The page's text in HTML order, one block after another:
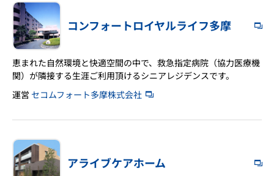
コンフォートロイヤルライフ多摩
恵まれた自然環境と快適空間の中で、救急指定病院（協力医療機
関）が隣接する生涯ご利用頂けるシニアレジデンスです。
運営 セコムフォート多摩株式会社
アライブケアホーム